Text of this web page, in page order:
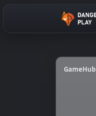
GameHub